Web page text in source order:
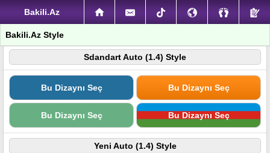
Bakili.Az
Bakili.Az Style
Sdandart Auto (1.4) Style
Bu Dizaynı Seç Bu Dizaynı Seç
Bu Dizaynı Seç Bu Dizaynı Seç
Yeni Auto (1.4) Style